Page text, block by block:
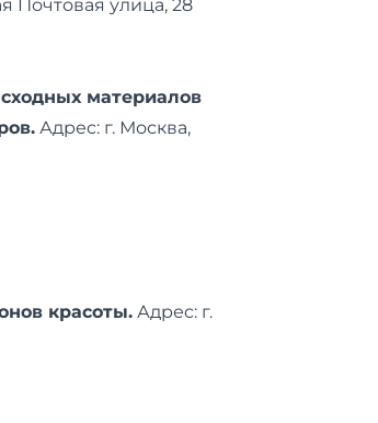
Почтовая улица, 28
материалов
Адреc: г. Москва,
красоты. Адреc: г.